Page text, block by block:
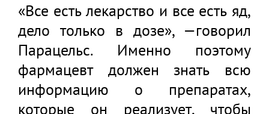
«Все есть лекарство и все есть яд,
дело только в дозе», —говорил
Парацельс. Именно поэтому
фармацевт должен знать всю
информацию о препаратах,
которые он реализует, чтобы